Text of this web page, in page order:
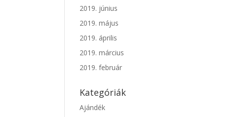
2019. június
2019. május
2019. április
2019. március
2019. február
Kategóriák
Ajándék